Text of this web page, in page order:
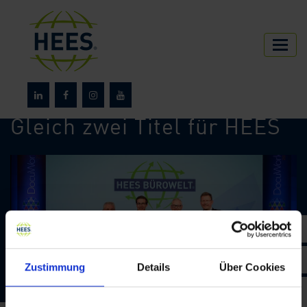
Zustimmung Details Über Cookies
Über HEES News
Gleich zwei Titel für HEES